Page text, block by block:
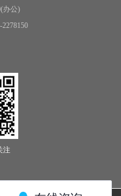
办公)
2278150
注